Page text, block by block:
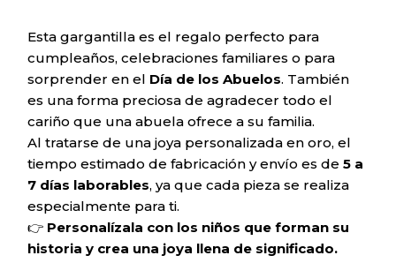
Esta gargantilla es el regalo perfecto para
cumpleaños, celebraciones familiares o para
sorprender en el Día de los Abuelos. También
es una forma preciosa de agradecer todo el
cariño que una abuela ofrece a su familia.
Al tratarse de una joya personalizada en oro, el
tiempo estimado de fabricación y envío es de5 a
7 días laborables, ya que cada pieza se realiza
especialmente para ti.
👉 Personalízala con los niños que forman su
historia y crea una joya llena de significado.